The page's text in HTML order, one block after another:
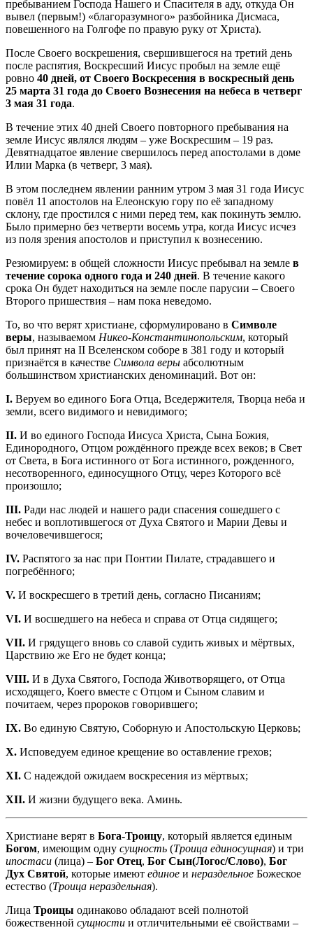
пребыванием Господа Нашего и Спасителя в аду, откуда Он
вывел (первым!) «благоразумного» разбойника Дисмаса,
повешенного на Голгофе по правую руку от Христа).
После Своего воскрешения, свершившегося на третий день
после распятия, Воскресший Иисус пробыл на земле ещё
ровно 40 дней, от Своего Воскресения в воскресный день
25 марта 31 года до Своего Вознесения на небеса в четверг
3 мая 31 года.
В течение этих 40 дней Своего повторного пребывания на
земле Иисус являлся людям – уже Воскресшим – 19 раз.
Девятнадцатое явление свершилось перед апостолами в доме
Илии Марка (в четверг, 3 мая).
В этом последнем явлении ранним утром 3 мая 31 года Иисус
повёл 11 апостолов на Елеонскую гору по её западному
склону, где простился с ними перед тем, как покинуть землю.
Было примерно без четверти восемь утра, когда Иисус исчез
из поля зрения апостолов и приступил к вознесению.
Резюмируем: в общей сложности Иисус пребывал на земле в
течение сорока одного года и 240 дней. В течение какого
срока Он будет находиться на земле после парусии – Своего
Второго пришествия – нам пока неведомо.
То, во что верят христиане, сформулировано в Символе
веры, называемом Никео-Константинопольским, который
был принят на II Вселенском соборе в 381 году и который
признаётся в качестве Символа веры абсолютным
большинством христианских деноминаций. Вот он:
I. Веруем во единого Бога Отца, Вседержителя, Творца неба и
земли, всего видимого и невидимого;
II. И во единого Господа Иисуса Христа, Сына Божия,
Единородного, Отцом рождённого прежде всех веков; в Свет
от Света, в Бога истинного от Бога истинного, рожденного,
несотворенного, единосущного Отцу, через Которого всё
произошло;
III. Ради нас людей и нашего ради спасения сошедшего с
небес и воплотившегося от Духа Святого и Марии Девы и
вочеловечившегося;
IV. Распятого за нас при Понтии Пилате, страдавшего и
погребённого;
V. И воскресшего в третий день, согласно Писаниям;
VI. И восшедшего на небеса и справа от Отца сидящего;
VII. И грядущего вновь со славой судить живых и мёртвых,
Царствию же Его не будет конца;
VIII. И в Духа Святого, Господа Животворящего, от Отца
исходящего, Коего вместе с Отцом и Сыном славим и
почитаем, через пророков говорившего;
IX. Во единую Святую, Соборную и Апостольскую Церковь;
X. Исповедуем единое крещение во оставление грехов;
XI. С надеждой ожидаем воскресения из мёртвых;
XII. И жизни будущего века. Аминь.
Христиане верят в Бога-Троицу, который является единым
Богом, имеющим одну сущность (Троица единосущная) и три
ипостаси (лица) – Бог Отец, Бог Сын(Логос/Слово), Бог
Дух Святой, которые имеют единое и нераздельное Божеское
естество (Троица нераздельная).
Лица Троицы одинаково обладают всей полнотой
божественной сущности и отличительными её свойствами –